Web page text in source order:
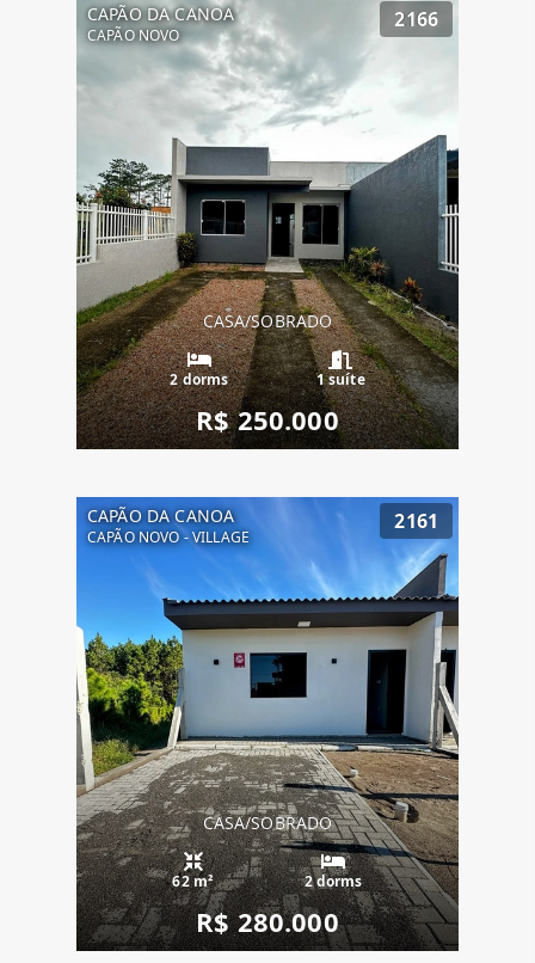
CAPÃO DA CANOA
CAPÃO NOVO
2166
CASA/SOBRADO
2 dorms 1 suíte
R$ 250.000
CAPÃO DA CANOA
CAPÃO NOVO - VILLAGE
2161
CASA/SOBRADO
62 m² 2 dorms
R$ 280.000